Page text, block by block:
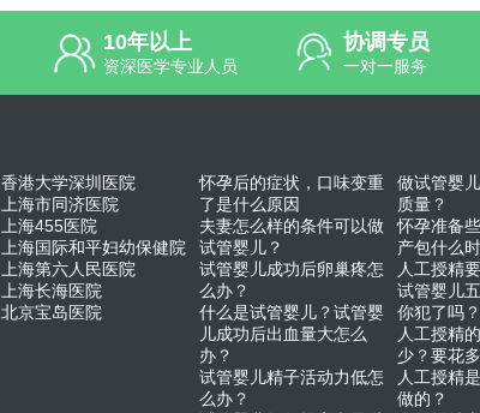
10年以上
资深医学专业人员
协调专员
一对一服务
香港大学深圳医院
上海市同济医院
上海455医院
上海国际和平妇幼保健院
上海第六人民医院
上海长海医院
北京宝岛医院
怀孕后的症状，口味变重
了是什么原因
夫妻怎么样的条件可以做
试管婴儿？
试管婴儿成功后卵巢疼怎
么办？
什么是试管婴儿？试管婴
儿成功后出血量大怎么
办？
试管婴儿精子活动力低怎
么办？
做试管婴
质量？
怀孕准备
产包什么
人工授精
试管婴儿
你犯了吗？
人工授精
少？要花
人工授精
做的？